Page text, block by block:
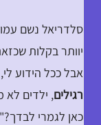
סלדריאל נשם
יוותר בקלות
אבל ככל הידוע
רגילים, ילדים
כאן לגמרי לבדך?"